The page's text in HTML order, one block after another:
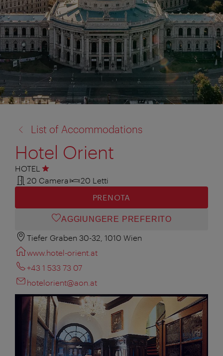
a:
List of Accommodations
Hotel Orient
HOTEL 1 stella
20 Camera
20 Letti
PRENOTA
AGGIUNGERE PREFERITO
Tiefer Graben 30-32, 1010 Wien
www.hotel-orient.at
+43 1 533 73 07
hotelorient@aon.at